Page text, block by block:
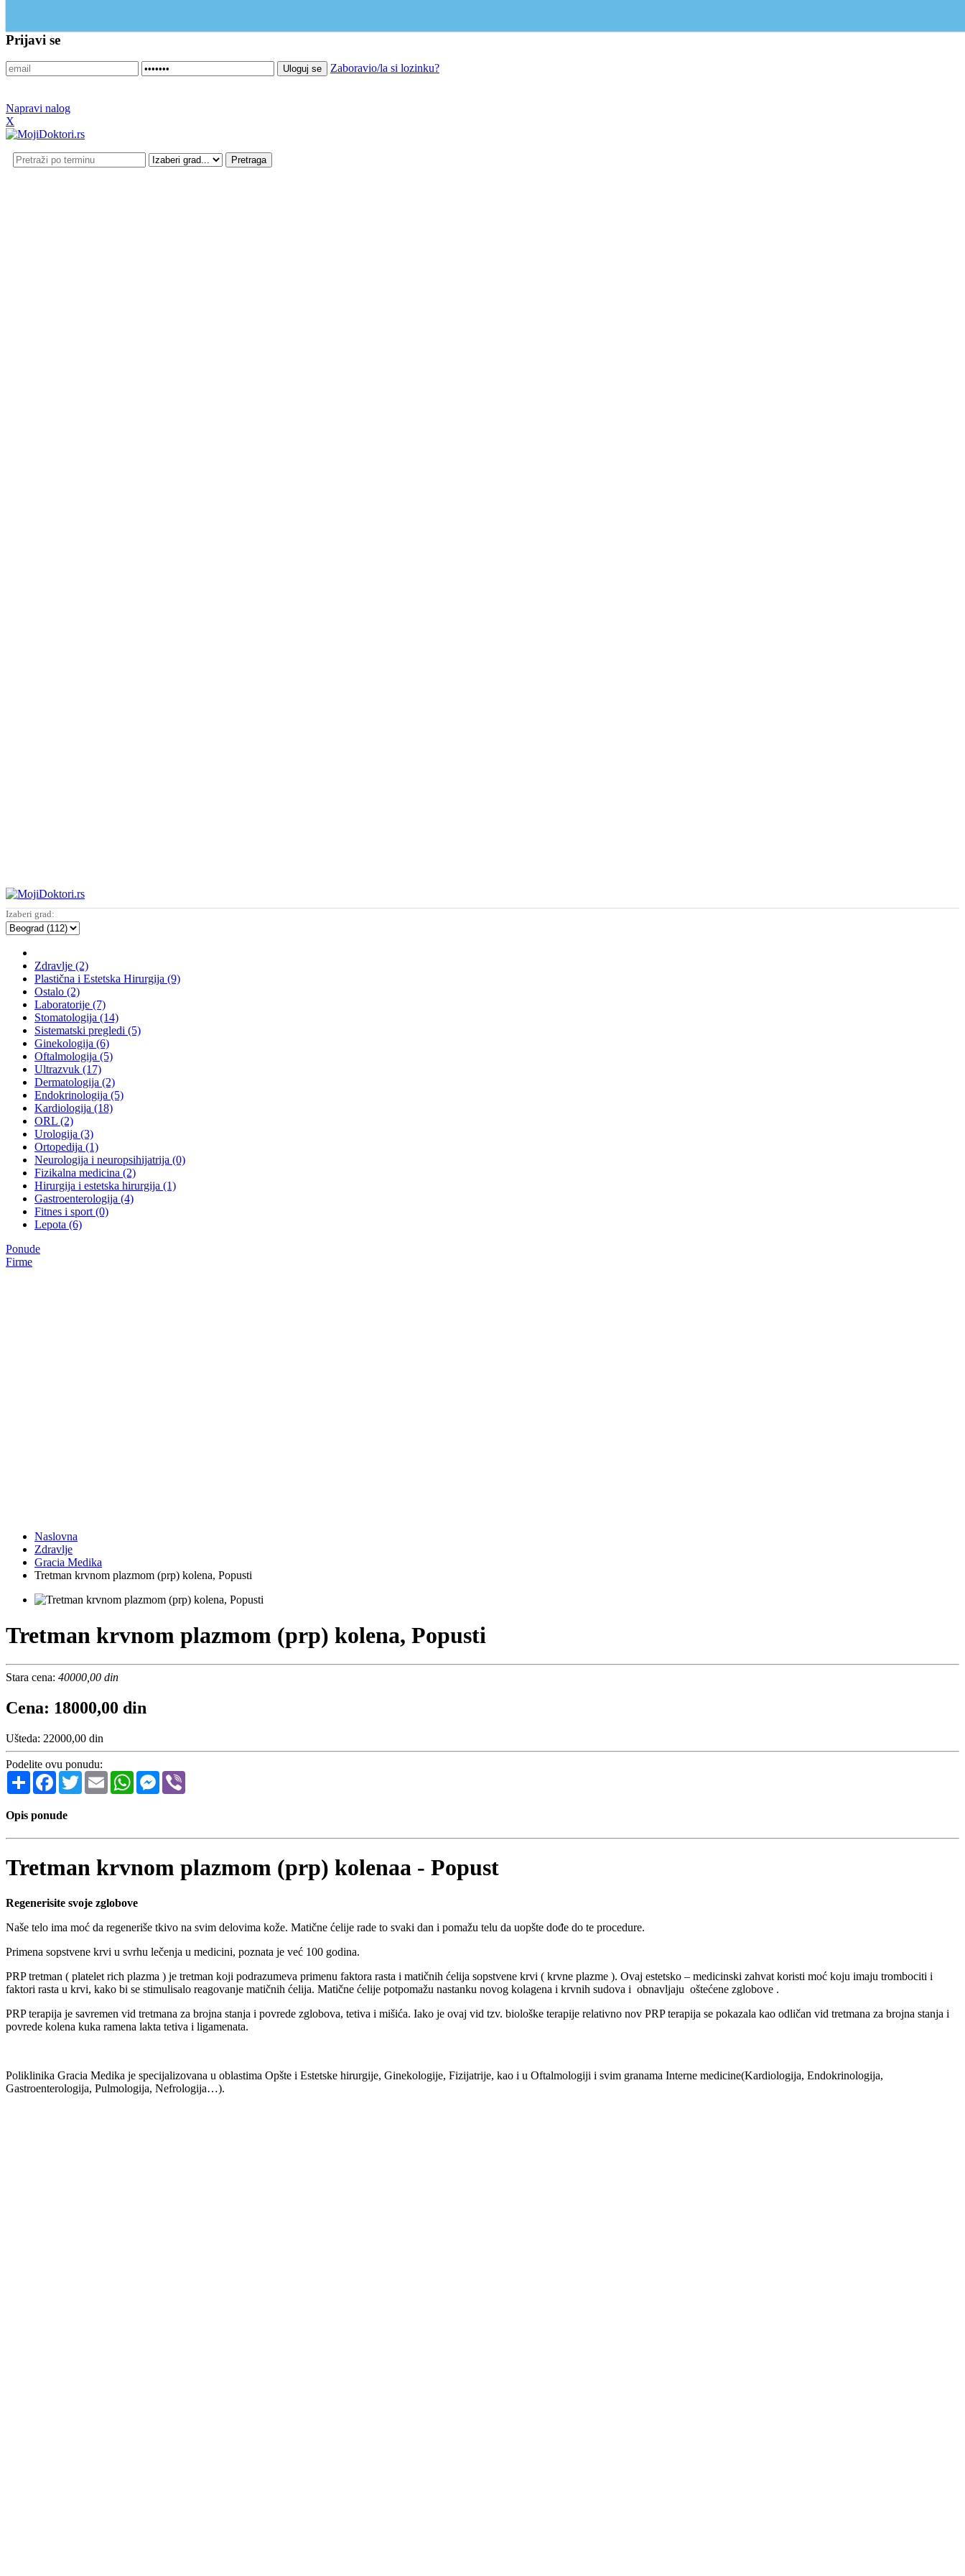
Prijavi se
Zaboravio/la si lozinku?
Napravi nalog
X
Izaberi grad:
Zdravlje (2)
Plastična i Estetska Hirurgija (9)
Ostalo (2)
Laboratorije (7)
Stomatologija (14)
Sistematski pregledi (5)
Ginekologija (6)
Oftalmologija (5)
Ultrazvuk (17)
Dermatologija (2)
Endokrinologija (5)
Kardiologija (18)
ORL (2)
Urologija (3)
Ortopedija (1)
Neurologija i neuropsihijatrija (0)
Fizikalna medicina (2)
Hirurgija i estetska hirurgija (1)
Gastroenterologija (4)
Fitnes i sport (0)
Lepota (6)
Ponude
Firme
Naslovna
Zdravlje
Gracia Medika
Tretman krvnom plazmom (prp) kolena, Popusti
Tretman krvnom plazmom (prp) kolena, Popusti
Stara cena: 40000,00 din
Cena: 18000,00 din
Ušteda: 22000,00 din
Podelite ovu ponudu:
Share Facebook
TwitterEmail WhatsAppMessenger
Opis ponude
Tretman krvnom plazmom (prp) kolenaa - Popust
Regenerisite svoje zglobove
Naše telo ima moć da regeneriše tkivo na svim delovima kože. Matične ćelije rade to svaki dan i pomažu telu da uopšte dođe do te procedure.
Primena sopstvene krvi u svrhu lečenja u medicini, poznata je već 100 godina.
PRP tretman ( platelet rich plazma ) je tretman koji podrazumeva primenu faktora rasta i matičnih ćelija sopstvene krvi ( krvne plazme ). Ovaj estetsko – medicinski zahvat koristi moć koju imaju trombociti i
faktori rasta u krvi, kako bi se stimulisalo reagovanje matičnih ćelija. Matične ćelije potpomažu nastanku novog kolagena i krvnih sudova i obnavljaju oštećene zglobove .
PRP terapija je savremen vid tretmana za brojna stanja i povrede zglobova, tetiva i mišića. Iako je ovaj vid tzv. biološke terapije relativno nov PRP terapija se pokazala kao odličan vid tretmana za brojna stanja i
povrede kolena kuka ramena lakta tetiva i ligamenata.
Poliklinika Gracia Medika je specijalizovana u oblastima Opšte i Estetske hirurgije, Ginekologije, Fizijatrije, kao i u Oftalmologiji i svim granama Interne medicine(Kardiologija, Endokrinologija,
Gastroenterologija, Pulmologija, Nefrologija…).